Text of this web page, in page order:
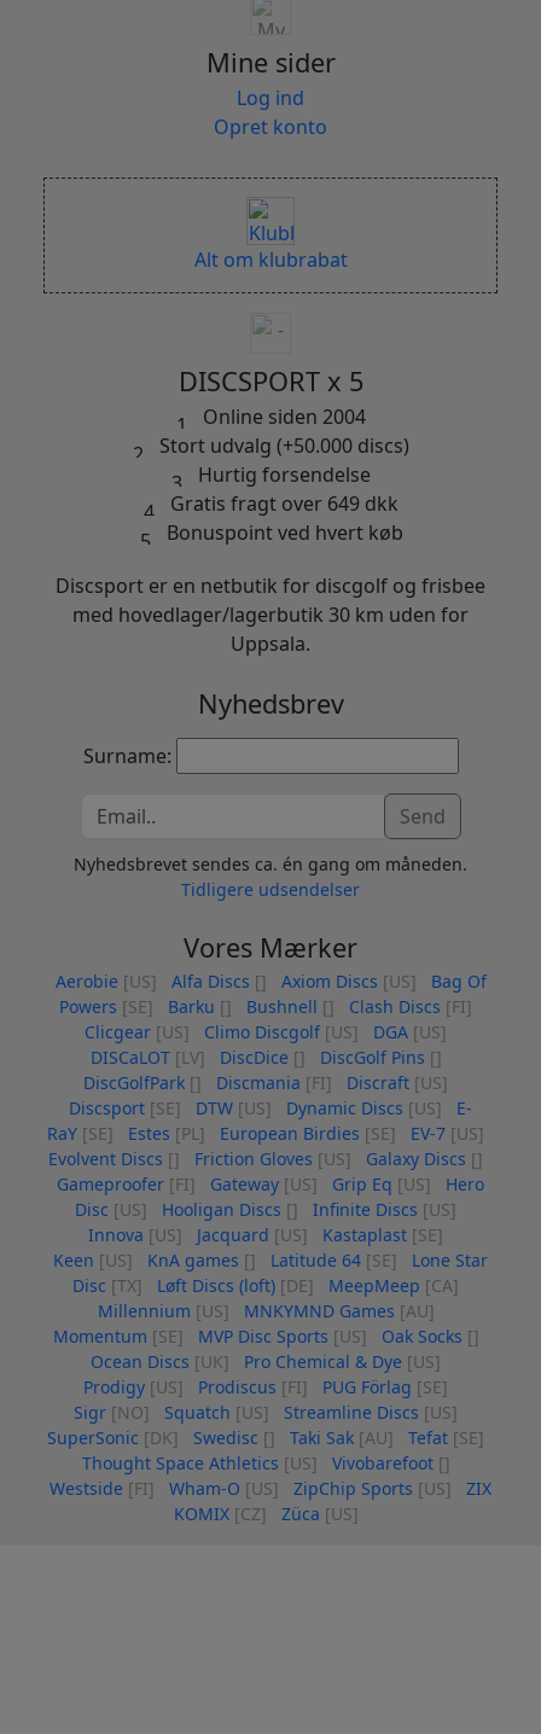
Mine sider
Log ind
Opret konto
Alt om klubrabat
DISCSPORT x 5
Online siden 2004
Stort udvalg (+50.000 discs)
Hurtig forsendelse
Gratis fragt over 649 dkk
Bonuspoint ved hvert køb
Discsport er en netbutik for discgolf og frisbee
med hovedlager/lagerbutik 30 km uden for
Uppsala.
Nyhedsbrev
Surname:
Send
Nyhedsbrevet sendes ca. én gang om måneden.
Tidligere udsendelser
Vores Mærker
Aerobie [US] Alfa Discs [] Axiom Discs [US]
Bag Of
Powers [SE] Barku [] Bushnell [] Clash Discs [FI]
Clicgear [US] Climo Discgolf [US] DGA [US]
DISCaLOT [LV] DiscDice [] DiscGolf Pins []
DiscGolfPark [] Discmania [FI] Discraft [US]
Discsport [SE] DTW [US] Dynamic Discs [US]
E-
RaY [SE] Estes [PL] European Birdies [SE] EV-7 [US]
Evolvent Discs [] Friction Gloves [US] Galaxy Discs []
Gameproofer [FI] Gateway [US] Grip Eq [US]
Hero
Disc [US] Hooligan Discs [] Infinite Discs [US]
Innova [US] Jacquard [US] Kastaplast [SE]
Keen [US] KnA games [] Latitude 64 [SE]
Lone Star
Disc [TX] Løft Discs (loft) [DE] MeepMeep [CA]
Millennium [US] MNKYMND Games [AU]
Momentum [SE] MVP Disc Sports [US] Oak Socks []
Ocean Discs [UK] Pro Chemical & Dye [US]
Prodigy [US] Prodiscus [FI] PUG Förlag [SE]
Sigr [NO] Squatch [US] Streamline Discs [US]
SuperSonic [DK] Swedisc [] Taki Sak [AU] Tefat [SE]
Thought Space Athletics [US] Vivobarefoot []
Westside [FI] Wham-O [US] ZipChip Sports [US]
ZIX
KOMIX [CZ] Züca [US]